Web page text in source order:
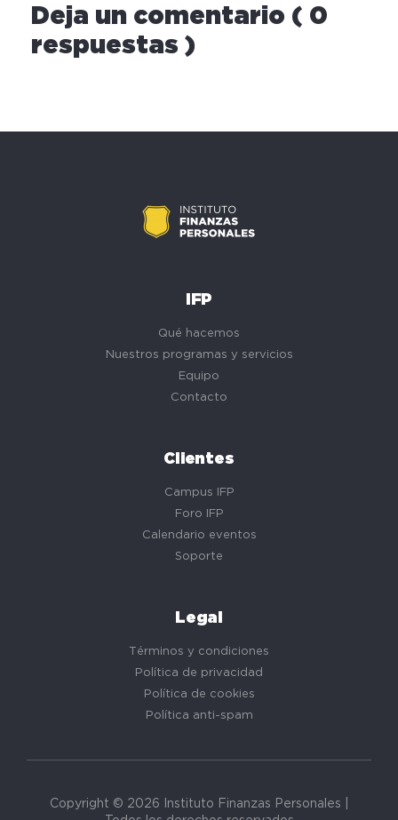
Deja un comentario ( 0
respuestas )
IFP
Qué hacemos
Nuestros programas y servicios
Equipo
Contacto
Clientes
Campus IFP
Foro IFP
Calendario eventos
Soporte
Legal
Términos y condiciones
Política de privacidad
Política de cookies
Política anti-spam
Copyright © 2026 Instituto Finanzas Personales |